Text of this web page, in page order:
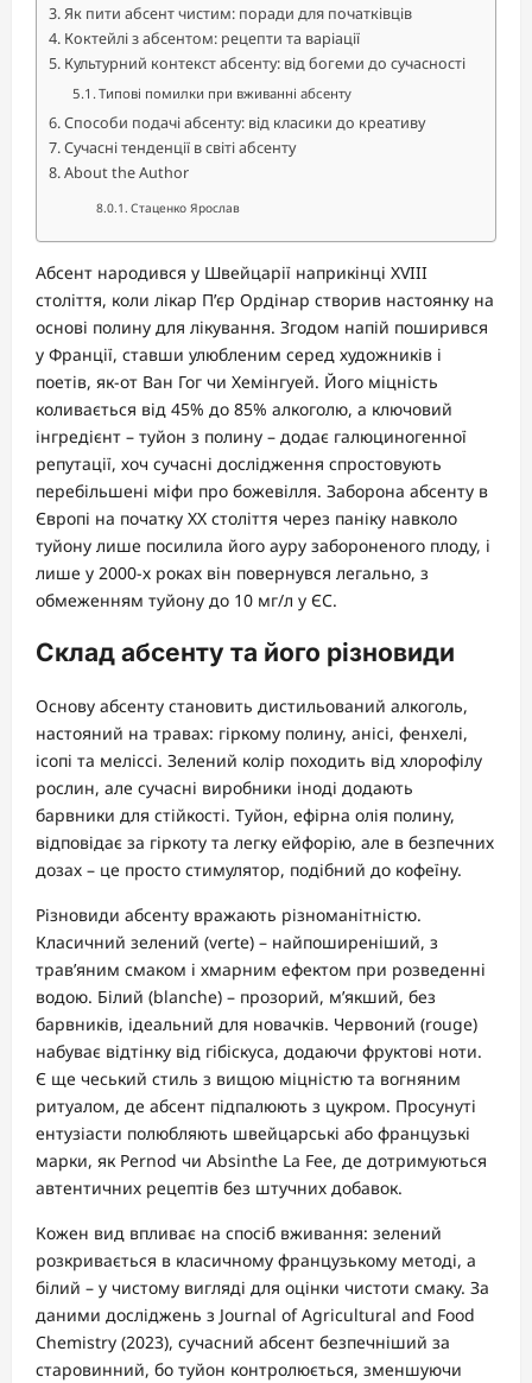
Як пити абсент чистим: поради для початківців
Коктейлі з абсентом: рецепти та варіації
Культурний контекст абсенту: від богеми до сучасності
Типові помилки при вживанні абсенту
Способи подачі абсенту: від класики до креативу
Сучасні тенденції в світі абсенту
About the Author
Стаценко Ярослав
Абсент народився у Швейцарії наприкінці XVIII
століття, коли лікар П’єр Ордінар створив настоянку на
основі полину для лікування. Згодом напій поширився
у Франції, ставши улюбленим серед художників і
поетів, як-от Ван Гог чи Хемінгуей. Його міцність
коливається від 45% до 85% алкоголю, а ключовий
інгредієнт – туйон з полину – додає галюциногенної
репутації, хоч сучасні дослідження спростовують
перебільшені міфи про божевілля. Заборона абсенту в
Європі на початку XX століття через паніку навколо
туйону лише посилила його ауру забороненого плоду, і
лише у 2000-х роках він повернувся легально, з
обмеженням туйону до 10 мг/л у ЄС.
Склад абсенту та його різновиди
Основу абсенту становить дистильований алкоголь,
настояний на травах: гіркому полину, анісі, фенхелі,
ісопі та меліссі. Зелений колір походить від хлорофілу
рослин, але сучасні виробники іноді додають
барвники для стійкості. Туйон, ефірна олія полину,
відповідає за гіркоту та легку ейфорію, але в безпечних
дозах – це просто стимулятор, подібний до кофеїну.
Різновиди абсенту вражають різноманітністю.
Класичний зелений (verte) – найпоширеніший, з
трав’яним смаком і хмарним ефектом при розведенні
водою. Білий (blanche) – прозорий, м’якший, без
барвників, ідеальний для новачків. Червоний (rouge)
набуває відтінку від гібіскуса, додаючи фруктові ноти.
Є ще чеський стиль з вищою міцністю та вогняним
ритуалом, де абсент підпалюють з цукром. Просунуті
ентузіасти полюбляють швейцарські або французькі
марки, як Pernod чи Absinthe La Fee, де дотримуються
автентичних рецептів без штучних добавок.
Кожен вид впливає на спосіб вживання: зелений
розкривається в класичному французькому методі, а
білий – у чистому вигляді для оцінки чистоти смаку. За
даними досліджень з Journal of Agricultural and Food
Chemistry (2023), сучасний абсент безпечніший за
старовинний, бо туйон контролюється, зменшуючи